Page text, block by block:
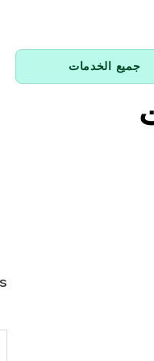
جميع الخدمات